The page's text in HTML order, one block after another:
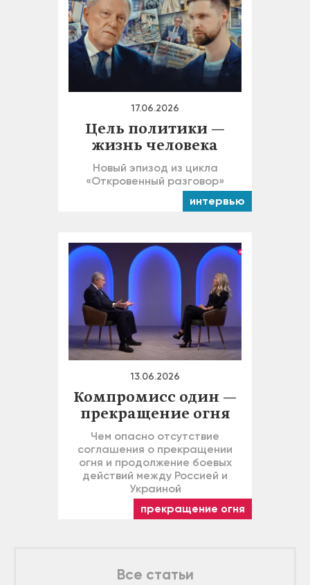
17.06.2026
Цель политики —
жизнь человека
Новый эпизод из цикла
«Откровенный разговор»
интервью
13.06.2026
Компромисс один —
прекращение огня
Чем опасно отсутствие
соглашения о прекращении
огня и продолжение боевых
действий между Россией и
Украиной
прекращение огня
Все статьи